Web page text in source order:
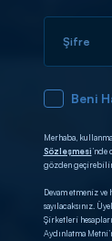
Şifre
Beni
Merhaba,
Sözleşmesi
gözden
Devam etmeniz
sayılacaksınız.
Şirketleri
Aydınlatma